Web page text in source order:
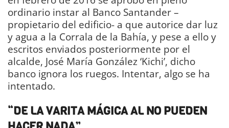
ordinario instar al Banco Santander –
propietario del edificio- a que autorice dar luz
y agua a la Corrala de la Bahía, y pese a ello y
escritos enviados posteriormente por el
alcalde, José María González ‘Kichi’, dicho
banco ignora los ruegos. Intentar, algo se ha
intentado.
“DE LA VARITA MÁGICA AL NO PUEDEN